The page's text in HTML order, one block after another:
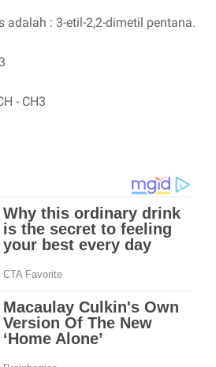
adalah : 3-etil-2,2-dimetil pentana.
- CH3